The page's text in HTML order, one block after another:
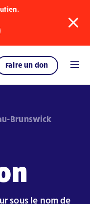
Faire un don
Brunswick
sous le nom de